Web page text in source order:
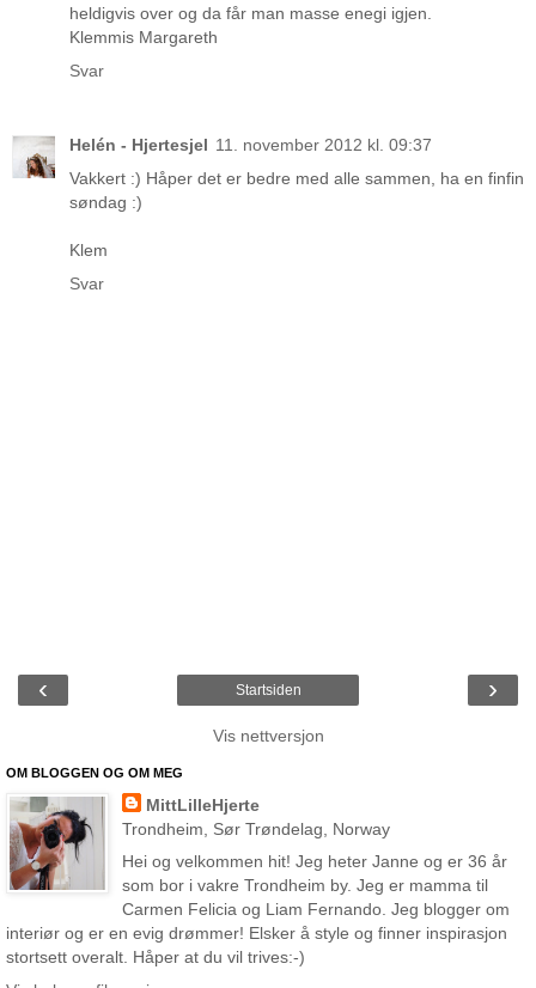
heldigvis over og da får man masse enegi igjen.
Klemmis Margareth
Svar
Helén - Hjertesjel 11. november 2012 kl. 09:37
Vakkert :) Håper det er bedre med alle sammen, ha en finfin
søndag :)
Klem
Svar
‹ ›
Startsiden
Vis nettversjon
OM BLOGGEN OG OM MEG
MittLilleHjerte
Trondheim, Sør Trøndelag, Norway
Hei og velkommen hit! Jeg heter Janne og er 36 år
som bor i vakre Trondheim by. Jeg er mamma til
Carmen Felicia og Liam Fernando. Jeg blogger om
interiør og er en evig drømmer! Elsker å style og finner inspirasjon
stortsett overalt. Håper at du vil trives:-)